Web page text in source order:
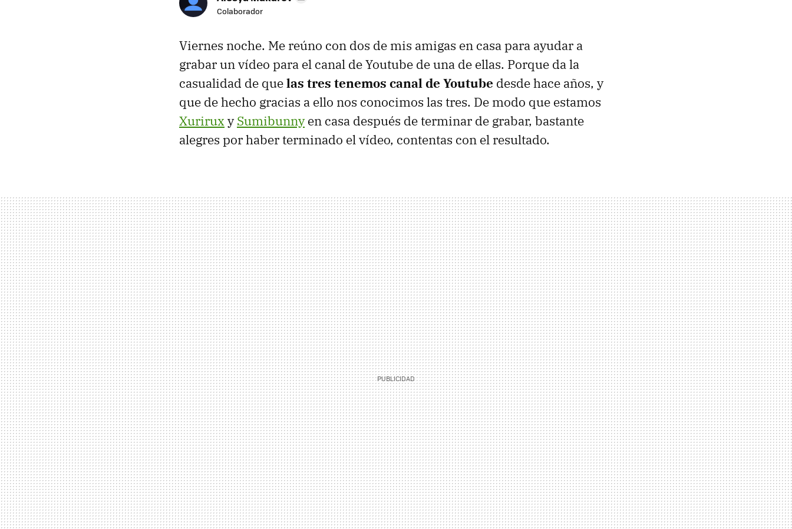
Colaborador
Viernes noche. Me reúno con dos de mis amigas en casa para ayudar a
grabar un vídeo para el canal de Youtube de una de ellas. Porque da la
casualidad de quelas tres tenemos canal de Youtube desde hace años, y
que de hecho gracias a ello nos conocimos las tres. De modo que estamos
XuriruxySumibunnyen casa después de terminar de grabar, bastante
alegres por haber terminado el vídeo, contentas con el resultado.